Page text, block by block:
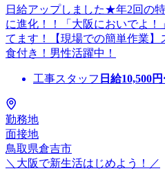
日給アップしました★年2回の
に進化！！「大阪においでよ
てます！【現場での簡単作業】
食付き！男性活躍中！
工事スタッフ 日給10,500
勤務地
面接地
鳥取県倉吉市
＼大阪で新生活はじめよう！／